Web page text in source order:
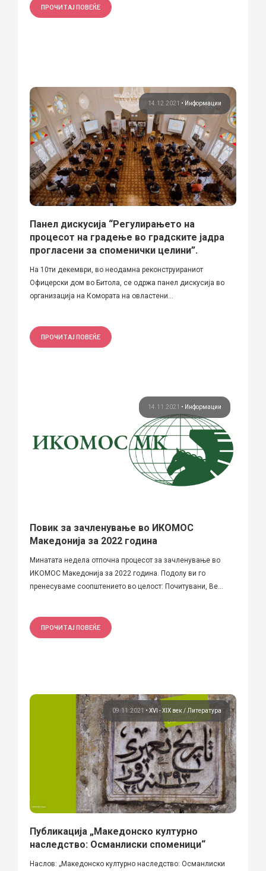
ПРОЧИТАЈ ПОВЕЌЕ
14.12.2021 • Информации
Панел дискусија “Регулирањето на
процесот на градење во градските јадра
прогласени за споменички целини”.
На 10ти декември, во неодамна реконструираниот
Офицерски дом во Битола, се одржа панел дискусија во
организација на Комората на овластени...
ПРОЧИТАЈ ПОВЕЌЕ
14.11.2021 • Информации
Повик за зачленување во ИКОМОС
Македонија за 2022 година
Минатата недела отпочна процесот за зачленување во
ИКОМОС Македонија за 2022 година. Подолу ви го
пренесуваме соопштението во целост: Почитувани, Ве...
ПРОЧИТАЈ ПОВЕЌЕ
09.11.2021 • XVI - XIX век Литература
Публикација „Македонско културно
наследство: Османлиски споменици“
Наслов: „Македонско културно наследство: Османлиски